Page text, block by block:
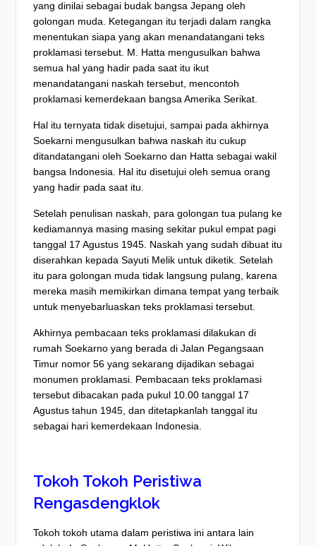
yang dinilai sebagai budak bangsa Jepang oleh
golongan muda. Ketegangan itu terjadi dalam rangka
menentukan siapa yang akan menandatangani teks
proklamasi tersebut. M. Hatta mengusulkan bahwa
semua hal yang hadir pada saat itu ikut
menandatangani naskah tersebut, mencontoh
proklamasi kemerdekaan bangsa Amerika Serikat.
Hal itu ternyata tidak disetujui, sampai pada akhirnya
Soekarni mengusulkan bahwa naskah itu cukup
ditandatangani oleh Soekarno dan Hatta sebagai wakil
bangsa Indonesia. Hal itu disetujui oleh semua orang
yang hadir pada saat itu.
Setelah penulisan naskah, para golongan tua pulang ke
kediamannya masing masing sekitar pukul empat pagi
tanggal 17 Agustus 1945. Naskah yang sudah dibuat itu
diserahkan kepada Sayuti Melik untuk diketik. Setelah
itu para golongan muda tidak langsung pulang, karena
mereka masih memikirkan dimana tempat yang terbaik
untuk menyebarluaskan teks proklamasi tersebut.
Akhirnya pembacaan teks proklamasi dilakukan di
rumah Soekarno yang berada di Jalan Pegangsaan
Timur nomor 56 yang sekarang dijadikan sebagai
monumen proklamasi. Pembacaan teks proklamasi
tersebut dibacakan pada pukul 10.00 tanggal 17
Agustus tahun 1945, dan ditetapkanlah tanggal itu
sebagai hari kemerdekaan Indonesia.
Tokoh Tokoh Peristiwa
Rengasdengklok
Tokoh tokoh utama dalam peristiwa ini antara lain